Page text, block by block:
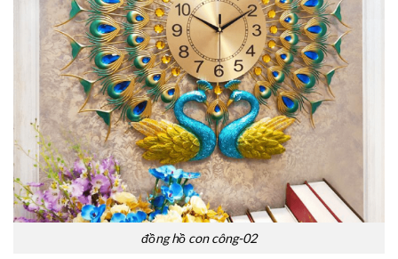
đồng hồ con công-02